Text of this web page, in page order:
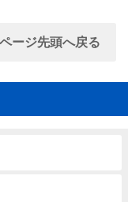
ページ先頭へ戻る